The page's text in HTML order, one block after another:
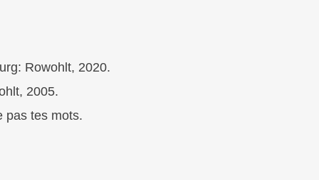
Rowohlt, 2020.
2005.
pas tes mots.